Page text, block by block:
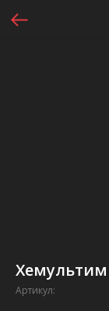
Хемультим
Артикул: